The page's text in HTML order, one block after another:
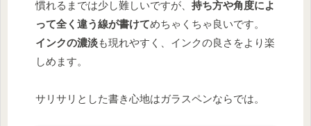
慣れるまでは少し難しいですが、 持ち方や角度によ
って全く違う線が書けてめちゃくちゃ良いです。
インクの濃淡も現れやすく、インクの良さをより楽
しめます。
サリサリとした書き心地はガラスペンならでは。